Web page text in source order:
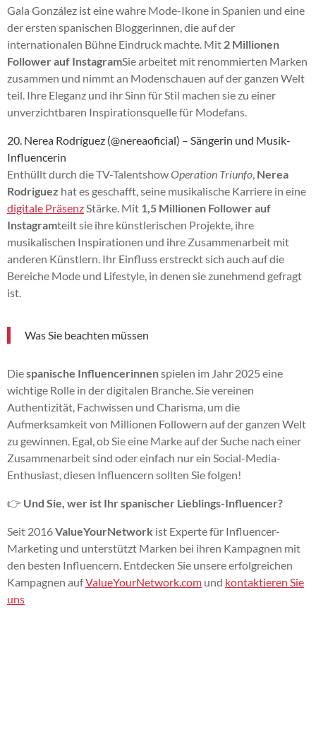
Gala González ist eine wahre Mode-Ikone in Spanien und eine
der ersten spanischen Bloggerinnen, die auf der
internationalen Bühne Eindruck machte. Mit 2 Millionen
Follower auf InstagramSie arbeitet mit renommierten Marken
zusammen und nimmt an Modenschauen auf der ganzen Welt
teil. Ihre Eleganz und ihr Sinn für Stil machen sie zu einer
unverzichtbaren Inspirationsquelle für Modefans.
20. Nerea Rodríguez (@nereaoficial) – Sängerin und Musik-
Influencerin
Enthüllt durch die TV-TalentshowOperation Triunfo, Nerea
Rodriguez hat es geschafft, seine musikalische Karriere in eine
digitale PräsenzStärke. Mit 1,5 Millionen Follower auf
Instagramteilt sie ihre künstlerischen Projekte, ihre
musikalischen Inspirationen und ihre Zusammenarbeit mit
anderen Künstlern. Ihr Einfluss erstreckt sich auch auf die
Bereiche Mode und Lifestyle, in denen sie zunehmend gefragt
ist.
Was Sie beachten müssen
Diespanische Influencerinnenspielen im Jahr 2025 eine
wichtige Rolle in der digitalen Branche. Sie vereinen
Authentizität, Fachwissen und Charisma, um die
Aufmerksamkeit von Millionen Followern auf der ganzen Welt
zu gewinnen. Egal, ob Sie eine Marke auf der Suche nach einer
Zusammenarbeit sind oder einfach nur ein Social-Media-
Enthusiast, diesen Influencern sollten Sie folgen!
👉 Und Sie, wer ist Ihr spanischer Lieblings-Influencer?
Seit 2016ValueYourNetwork ist Experte für Influencer-
Marketing und unterstützt Marken bei ihren Kampagnen mit
den besten Influencern. Entdecken Sie unsere erfolgreichen
Kampagnen aufValueYourNetwork.com und kontaktieren Sie
uns